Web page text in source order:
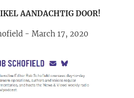
AANDACHTIG DOOR!
- March 17, 2020